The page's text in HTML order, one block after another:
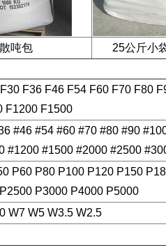
吨包 25公斤小
F36 F46 F54 F60 F70 F80
F1200 F1500
#46 #54 #60 #70 #80 #90
#1200 #1500 #2000 #2500
P60 P80 P100 P120 P150
P3000 P4000 P5000
W7 W5 W3.5 W2.5